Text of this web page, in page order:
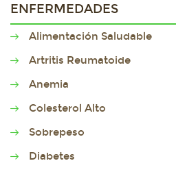
ENFERMEDADES
Alimentación Saludable
Artritis Reumatoide
Anemia
Colesterol Alto
Sobrepeso
Diabetes